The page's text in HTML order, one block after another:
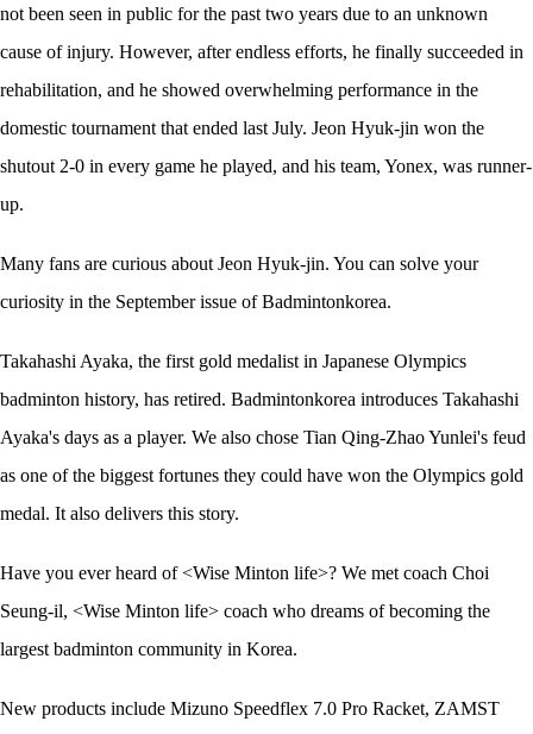
not been seen in public for the past two years due to an unknown
cause of injury. However, after endless efforts, he finally succeeded in
rehabilitation, and he showed overwhelming performance in the
domestic tournament that ended last July. Jeon Hyuk-jin won the
shutout 2-0 in every game he played, and his team, Yonex, was runner-
up.
Many fans are curious about Jeon Hyuk-jin. You can solve your
curiosity in the September issue of Badmintonkorea.
Takahashi Ayaka, the first gold medalist in Japanese Olympics
badminton history, has retired. Badmintonkorea introduces Takahashi
Ayaka's days as a player. We also chose Tian Qing-Zhao Yunlei's feud
as one of the biggest fortunes they could have won the Olympics gold
medal. It also delivers this story.
Have you ever heard of <Wise Minton life>? We met coach Choi
Seung-il, <Wise Minton life> coach who dreams of becoming the
largest badminton community in Korea.
New products include Mizuno Speedflex 7.0 Pro Racket, ZAMST